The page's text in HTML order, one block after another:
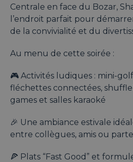
Centrale en face du Bozar,
l’endroit parfait pour
de la convivialité et du
Au menu de cette soirée :
🎮 Activités ludiques : mini-
fléchettes connectées,
games et salles karaoké
🎉 Une ambiance estivale
entre collègues, amis ou
🍕 Plats “Fast Good” et